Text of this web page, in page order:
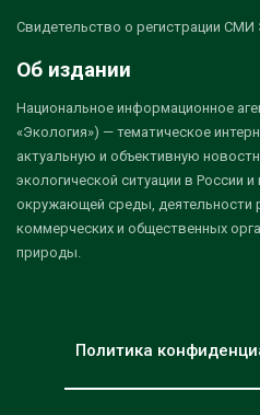
Свидетельство о регистрации
Об издании
Национальное информационное
«Экология») — тематическое
актуальную и объективную
экологической ситуации в России
окружающей среды, деятельности
коммерческих и общественных
природы.
Политика